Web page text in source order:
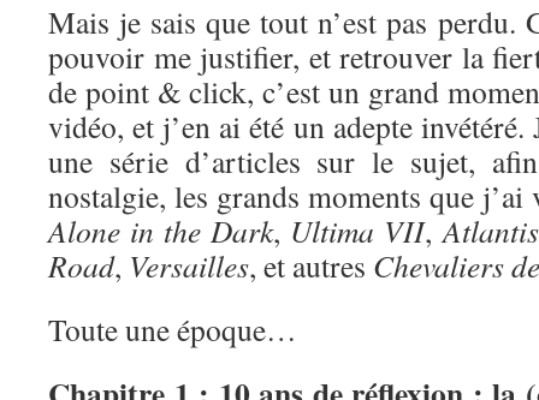
Mais je sais que tout n’est pas perdu.
pouvoir me justifier, et retrouver la
de point & click, c’est un grand
vidéo, et j’en ai été un adepte
une série d’articles sur le sujet,
nostalgie, les grands moments que
Alone in the Dark, Ultima VII,Atlantis
Road, Versailles, et autres Chevaliers
Toute une époque…